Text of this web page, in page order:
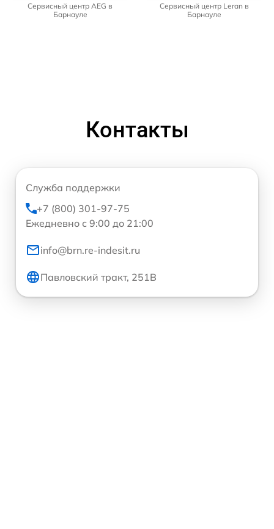
Сервисный центр AEG в
Барнауле
Сервисный центр Leran в
Барнауле
Контакты
Служба поддержки
+7 (800) 301-97-75
Ежедневно с 9:00 до 21:00
info@brn.re-indesit.ru
Павловский тракт, 251В